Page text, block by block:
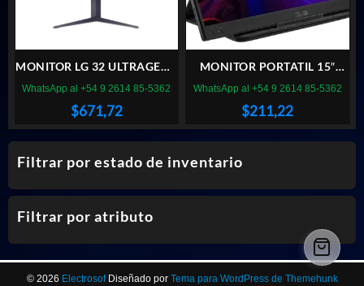
Filtrar por estado de inventario
Filtrar por atributo
MONITOR LG 32 ULTRAGEAR
32GS85Q-B NANO IPS QHD
$671,72
WhatsApp al +54 9 2614 85-5362
MONITOR PORTATIL 15″
ASUS MB166C IPS FHD
$211,22
WhatsApp al +54 9 2614 85-5362
© 2026 Electrosof Diseñado por Tema para WordPress de Themehunk